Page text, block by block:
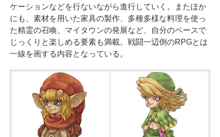
ケーションなどを行ないながら進行していく。またほか
にも、素材を用いた家具の製作、多種多様な料理を使っ
た精霊の召喚、マイタウンの発展など、自分のペースで
じっくりと楽しめる要素も満載。戦闘一辺倒のRPGとは
一線を画する内容となっている。